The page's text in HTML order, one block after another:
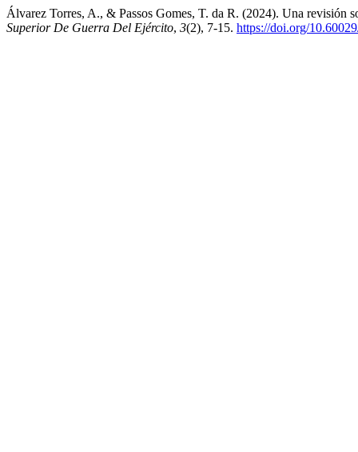
Álvarez Torres, A., & Passos Gomes, T. da R. (2024). Una revisión
Superior De Guerra Del Ejército, 3(2), 7-15. https://doi.org/